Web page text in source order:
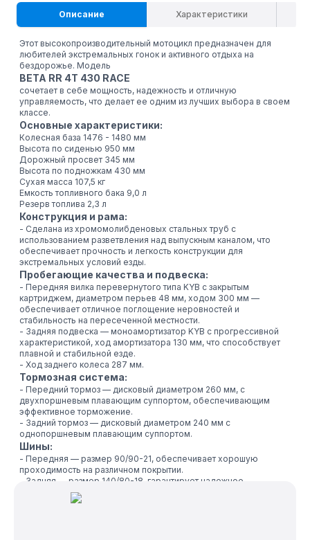
Описание Характеристики
Этот высокопроизводительный мотоцикл предназначен для
любителей экстремальных гонок и активного отдыха на
бездорожье. Модель
BETA RR 4T 430 RACE
сочетает в себе мощность, надежность и отличную
управляемость, что делает ее одним из лучших выбора в своем
классе.
Основные характеристики:
Колесная база 1476 - 1480 мм
Высота по сиденью 950 мм
Дорожный просвет 345 мм
Высота по подножкам 430 мм
Сухая масса 107,5 кг
Емкость топливного бака 9,0 л
Резерв топлива 2,3 л
Конструкция и рама:
- Сделана из хромомолибденовых стальных труб с
использованием разветвления над выпускным каналом, что
обеспечивает прочность и легкость конструкции для
экстремальных условий езды.
Пробегающие качества и подвеска:
- Передняя вилка перевернутого типа KYB с закрытым
картриджем, диаметром перьев 48 мм, ходом 300 мм —
обеспечивает отличное поглощение неровностей и
стабильность на пересеченной местности.
- Задняя подвеска — моноамортизатор KYB с прогрессивной
характеристикой, ход амортизатора 130 мм, что способствует
плавной и стабильной езде.
- Ход заднего колеса 287 мм.
Тормозная система:
- Передний тормоз — дисковый диаметром 260 мм, с
двухпоршневым плавающим суппортом, обеспечивающим
эффективное торможение.
- Задний тормоз — дисковый диаметром 240 мм с
однопоршневым плавающим суппортом.
Шины:
- Передняя — размер 90/90-21, обеспечивает хорошую
проходимость на различном покрытии.
- Задняя — размер 140/80-18, гарантирует надежное
сцепление и устойчивость при движении по бездорожью.